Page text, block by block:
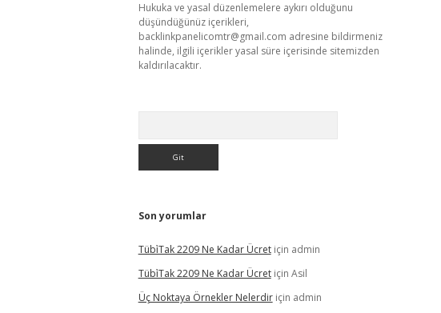
Hukuka ve yasal düzenlemelere aykırı olduğunu
düşündüğünüz içerikleri,
backlinkpanelicomtr@gmail.com adresine bildirmeniz
halinde, ilgili içerikler yasal süre içerisinde sitemizden
kaldırılacaktır.
Son yorumlar
Tübi̇Tak 2209 Ne Kadar Ücretiçin admin
Tübi̇Tak 2209 Ne Kadar Ücretiçin Asil
Üç Noktaya Örnekler Nelerdiriçin admin